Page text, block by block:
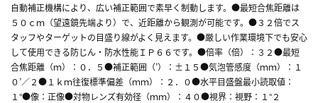
自動補正機構により、広い補正範囲で素早く制動します。●最短合焦距離は
５０ｃｍ（望遠鏡先端より）で、近距離から観測が可能です。●３２倍でス
タッフやターゲットの目盛り線がよく見えます。●厳しい作業環境下でも安心
して使用できる防じん・防水性能ＩＰ６６です。●倍率（倍）：３２●最短
合焦距離（ｍ）：０．５●補正範囲（’）：±１５●気泡管感度（ｍｍ）：１
０’／２●１ｋｍ往復標準偏差（ｍｍ）：２．０●水平目盛盤最小読取値：
１°●像：正像●対物レンズ有効径（ｍｍ）：４０●視界：視野：１°２